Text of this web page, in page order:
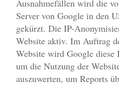
Ausnahmefällen wird die
Server von Google in den
gekürzt. Die IP-
Website aktiv. Im Auftrag
Website wird Google diese
um die Nutzung der
auszuwerten, um Reports